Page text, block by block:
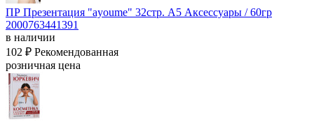
ПР Презентация "ayoume" 32стр. А5 Аксессуары / 60гр
2000763441391
в наличии
102 ₽ Рекомендованная
розничная цена